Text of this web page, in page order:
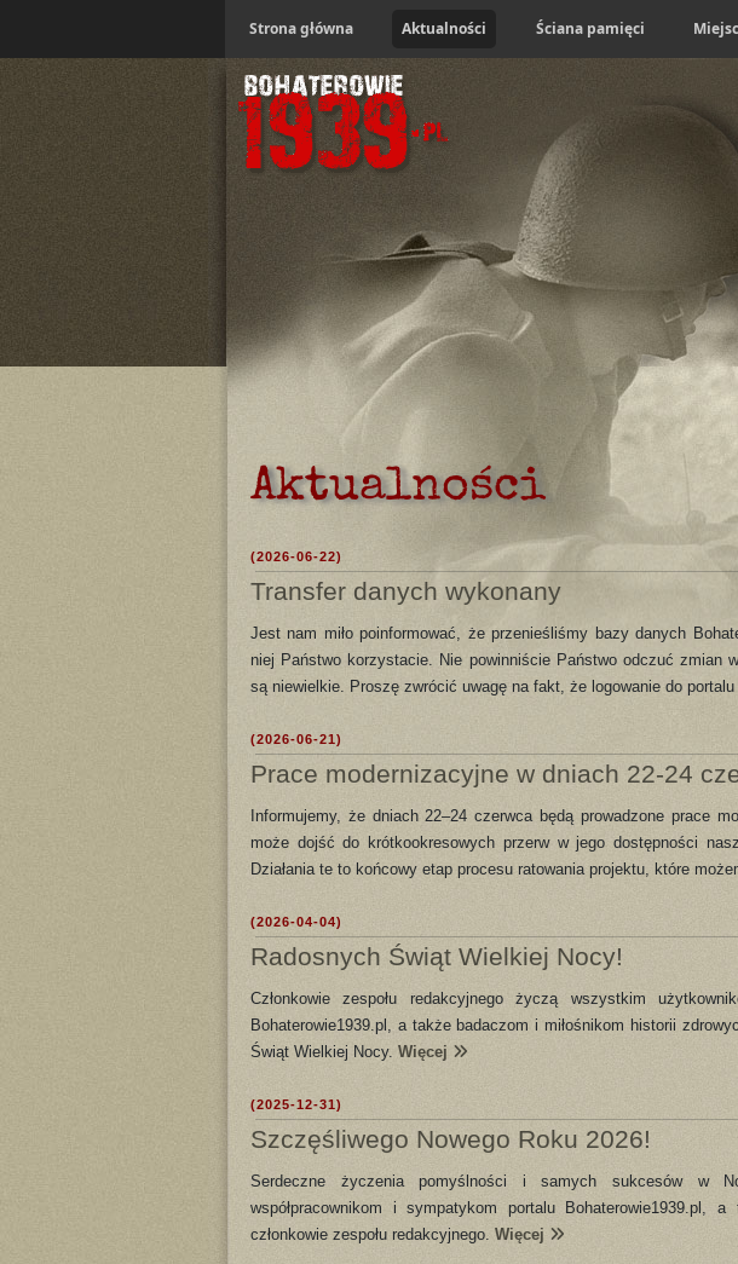
Strona główna Aktualności Ściana pamięci
Aktualności
(2026-06-22)
Transfer danych wykonany
Jest nam miło poinformować, że przenieśliśmy bazy danych
niej Państwo korzystacie. Nie powinniście Państwo odczuć zmian
są niewielkie. Proszę zwrócić uwagę na fakt, że logowanie do portalu
(2026-06-21)
Prace modernizacyjne w dniach 22-24
Informujemy, że dniach 22–24 czerwca będą prowadzone prace
może dojść do krótkookresowych przerw w jego dostępności
Działania te to końcowy etap procesu ratowania projektu, które
(2026-04-04)
Radosnych Świąt Wielkiej Nocy!
Członkowie zespołu redakcyjnego życzą wszystkim
Bohaterowie1939.pl, a także badaczom i miłośnikom historii
Świąt Wielkiej Nocy. Więcej
(2025-12-31)
Szczęśliwego Nowego Roku 2026!
Serdeczne życzenia pomyślności i samych sukcesów w
współpracownikom i sympatykom portalu Bohaterowie1939.pl,
członkowie zespołu redakcyjnego. Więcej